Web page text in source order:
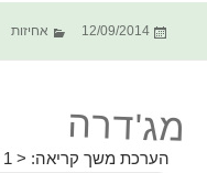
פורסם
12/09/2014 קטגוריות
אחיזות
מג'דרה
הערכת משך קריאה: < 1